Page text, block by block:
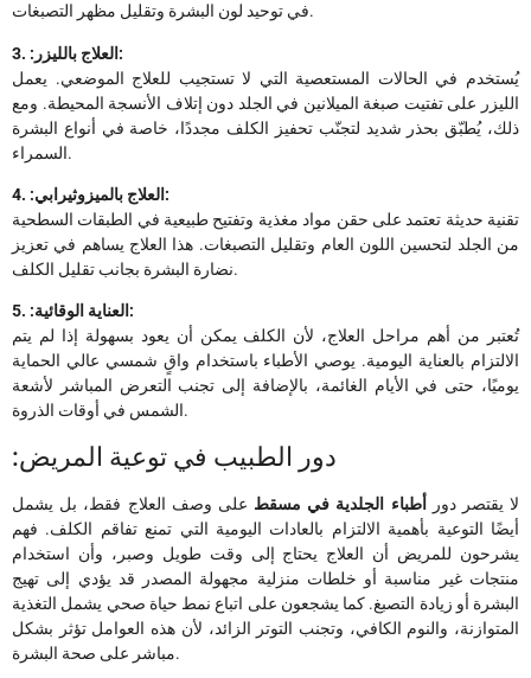
في توحيد لون البشرة وتقليل مظهر التصبغات.
3. :العلاج بالليزر:
يُستخدم في الحالات المستعصية التي لا تستجيب للعلاج الموضعي. يعمل
الليزر على تفتيت صبغة الميلانين في الجلد دون إتلاف الأنسجة المحيطة. ومع
ذلك، يُطبّق بحذر شديد لتجنّب تحفيز الكلف مجددًا، خاصة في أنواع البشرة
السمراء.
4. :العلاج بالميزوثيرابي:
تقنية حديثة تعتمد على حقن مواد مغذية وتفتيح طبيعية في الطبقات السطحية
من الجلد لتحسين اللون العام وتقليل التصبغات. هذا العلاج يساهم في تعزيز
نضارة البشرة بجانب تقليل الكلف.
5. :العناية الوقائية:
تُعتبر من أهم مراحل العلاج، لأن الكلف يمكن أن يعود بسهولة إذا لم يتم
الالتزام بالعناية اليومية. يوصي الأطباء باستخدام واقٍ شمسي عالي الحماية
يوميًا، حتى في الأيام الغائمة، بالإضافة إلى تجنب التعرض المباشر لأشعة
الشمس في أوقات الذروة.
:دور الطبيب في توعية المريض
لا يقتصر دور أطباء الجلدية في مسقط على وصف العلاج فقط، بل يشمل
أيضًا التوعية بأهمية الالتزام بالعادات اليومية التي تمنع تفاقم الكلف. فهم
يشرحون للمريض أن العلاج يحتاج إلى وقت طويل وصبر، وأن استخدام
منتجات غير مناسبة أو خلطات منزلية مجهولة المصدر قد يؤدي إلى تهيج
البشرة أو زيادة التصبغ. كما يشجعون على اتباع نمط حياة صحي يشمل التغذية
المتوازنة، والنوم الكافي، وتجنب التوتر الزائد، لأن هذه العوامل تؤثر بشكل
مباشر على صحة البشرة.